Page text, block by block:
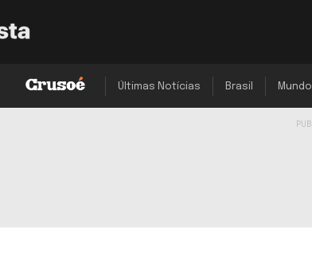
Últimas Notícias Brasil Mundo